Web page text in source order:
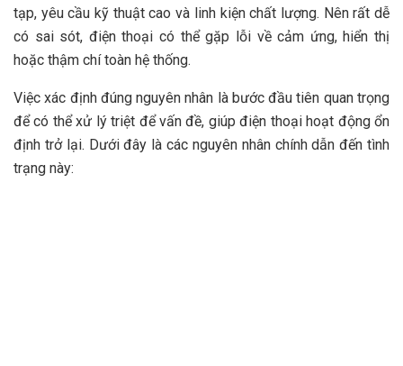
tạp, yêu cầu kỹ thuật cao và linh kiện chất lượng. Nên rất dễ
có sai sót, điện thoại có thể gặp lỗi về cảm ứng, hiển thị
hoặc thậm chí toàn hệ thống.
Việc xác định đúng nguyên nhân là bước đầu tiên quan trọng
để có thể xử lý triệt để vấn đề, giúp điện thoại hoạt động ổn
định trở lại. Dưới đây là các nguyên nhân chính dẫn đến tình
trạng này: